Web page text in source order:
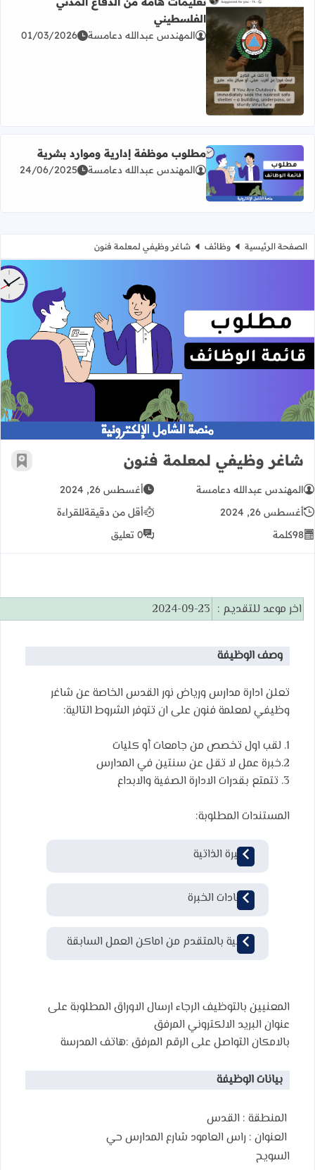
اقرأ المزيد عن تعليمات هامة من الدفاع المدني الفلسطيني
الفلسطيني
المهندس عبدالله دعامسة 01/03/2026
اقرأ المزيد عن مطلوب موظفة إدارية وموارد بشرية
مطلوب موظفة إدارية وموارد بشرية
المهندس عبدالله دعامسة 24/06/2025
الصفحة الرئيسية وظائف شاغر وظيفي لمعلمة فنون
شاغر وظيفي لمعلمة فنون
شاغر وظيفي لمعلمة فنون أضف
المهندس عبدالله دعامسة
أغسطس 26, 2024
أغسطس 26, 2024
أقل من دقيقةللقراءة
98كلمة 0 تعليق
اخر موعد للتقديم : 2024-09-23
وصف الوظيفة
تعلن ادارة مدارس ورياض نور القدس الخاصة عن شاغر
وظيفي لمعلمة فنون على ان تتوفر الشروط التالية:
1. لقب اول تخصص من جامعات أو كليات
2.خبرة عمل لا تقل عن سنتين في المدارس
3. تتمتع بقدرات الادارة الصفية والابداع
المستندات المطلوبة:
السيرة الذاتية
شهادات الخبرة
توصية بالمتقدم من اماكن العمل السابقة
المعنيين بالتوظيف الرجاء ارسال الاوراق المطلوبة على
عنوان البريد الالكتروني المرفق
بالامكان التواصل على الرقم المرفق :هاتف المدرسة
بيانات الوظيفة
المنطقة : القدس
العنوان : راس العامود شارع المدارس حي
السويح